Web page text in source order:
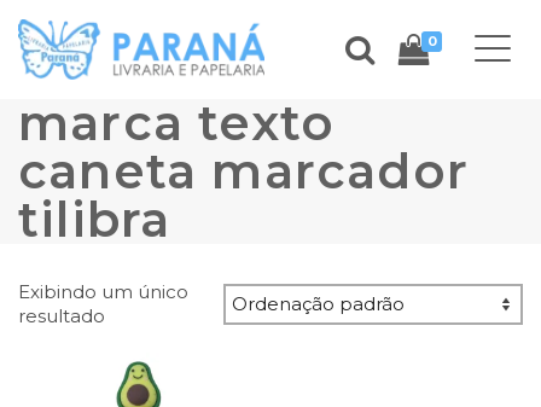
0
marca texto
caneta marcador
tilibra
Exibindo um único
resultado